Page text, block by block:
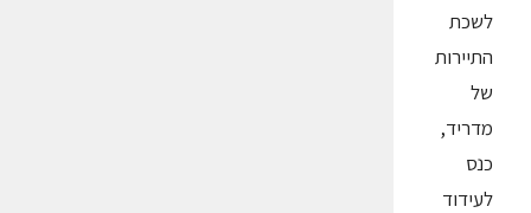
לשכת
התיירות
של
מדריד,
כנס
לעידוד